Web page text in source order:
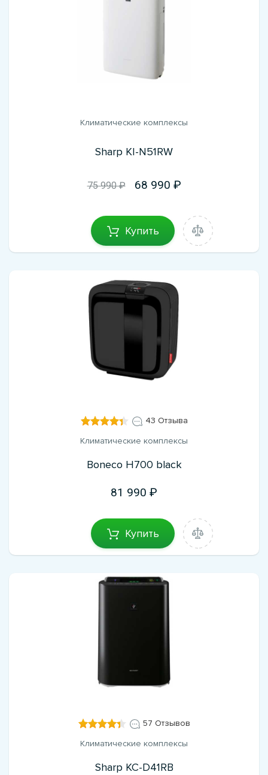
Климатические комплексы
Sharp KI-N51RW
75 990 ₽ 68 990
Купить
43 Отзыва
Климатические комплексы
Boneco H700 black
81 990
Купить
57 Отзывов
Климатические комплексы
Sharp KC-D41RB